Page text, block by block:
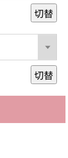
切替
切替